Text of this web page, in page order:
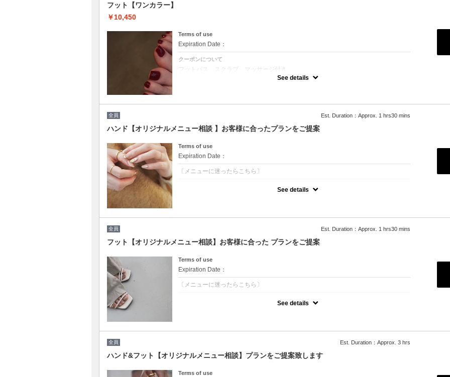
フット【ワンカラー】
￥10,450
Terms of use
Expiration Date：
クーポンについて
フットバス、スクラブ、マッサージ付き
200色の中からお好きなカラーをお選びいただけます♪
See details
全員 Est. Duration：Approx. 1 hrs30 mins
ハンド【オリジナルメニュー相談 】お客様に合ったプランをご提案
Terms of use
Expiration Date：
〔メニューに迷ったらこちら〕
沢山のプランの中からお客様に合ったものをご提案いたします［持込可能］
次回ご予約が一番お得！(10%OFF)
See details
全員 Est. Duration：Approx. 1 hrs30 mins
フット【オリジナルメニュー相談】お客様に合った プランをご提案
Terms of use
Expiration Date：
〔メニューに迷ったらこちら〕
沢山のプランの中からお客様に合ったものをご提案いたします
☆こちらから予約されたお客様は5%OFFの価格で施術可能☆
See details
全員 Est. Duration：Approx. 3 hrs
ハンド&フット【オリジナルメニュー相談】プランをご提案致します
Terms of use